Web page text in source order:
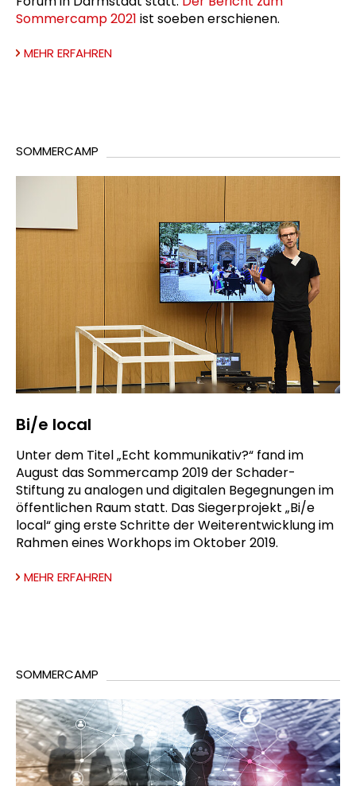
Sommercamp 2021 ist soeben erschienen.
MEHR ERFAHREN
SOMMERCAMP
Bi/e local
Unter dem Titel „Echt kommunikativ?“ fand im
August das Sommercamp 2019 der Schader-
Stiftung zu analogen und digitalen Begegnungen im
öffentlichen Raum statt. Das Siegerprojekt „Bi/e
local“ ging erste Schritte der Weiterentwicklung im
Rahmen eines Workhops im Oktober 2019.
MEHR ERFAHREN
SOMMERCAMP